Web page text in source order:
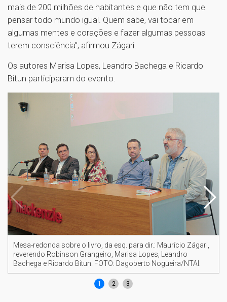
mais de 200 milhões de habitantes e que não tem que
pensar todo mundo igual. Quem sabe, vai tocar em
algumas mentes e corações e fazer algumas pessoas
terem consciência”, afirmou Zágari.
Os autores Marisa Lopes, Leandro Bachega e Ricardo
Bitun participaram do evento.
Mesa-redonda sobre o livro, da esq. para dir.: Maurício Zágari,
reverendo Robinson Grangeiro, Marisa Lopes, Leandro
Bachega e Ricardo Bitun. FOTO: Dagoberto Nogueira/NTAI.
1 2 3